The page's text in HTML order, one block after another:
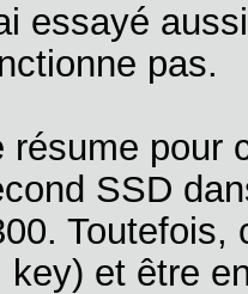
essayé
pas.
résume pour
SSD
Toutefois,
key) et être